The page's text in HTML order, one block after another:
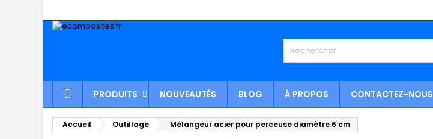
PRODUITS NOUVEAUTÉS BLOG À PROPOS CONTACTEZ-NOUS
Accueil Outillage Mélangeur acier pour perceuse diamètre 6 cm